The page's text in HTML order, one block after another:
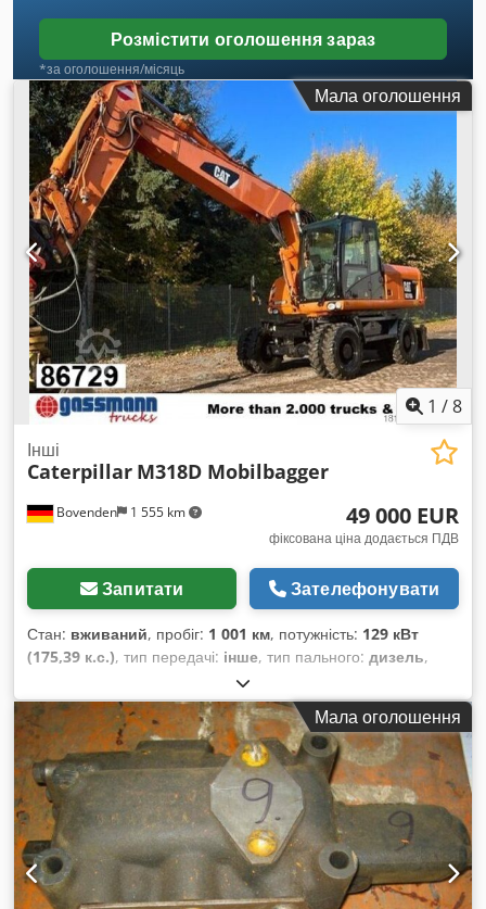
Розмістити оголошення зараз
*за оголошення/місяць
Мала оголошення
1 /8
Bovenden 1 555 km
Інші
Caterpillar M318D Mobilbagger
49 000 EUR
фіксована ціна додається ПДВ
Запитати Зателефонувати
Стан: вживаний, пробіг: 1 001 км, потужність: 129 кВт
(175,39 к.с.), тип передачі: інше, тип пального: дизель,
, загальна вага:
конфігурація осей:4x4, перша реєстрація:01/2011, Рік
виготовлення:2011 , мотогодини:12 200 h, водійська кабіна:
інше
, колісна база:2 600 мм, Обладнання:повний привід,
Мала оголошення